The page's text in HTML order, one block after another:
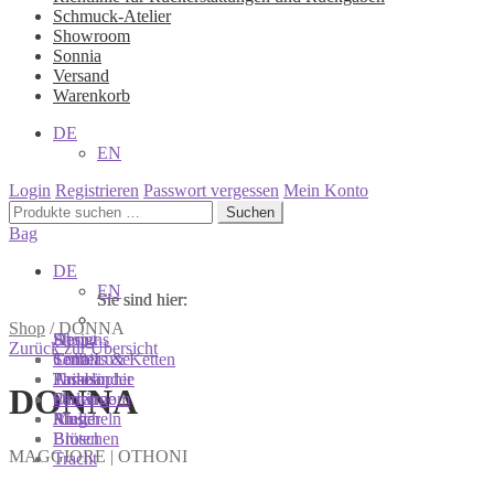
Schmuck-Atelier
Showroom
Sonnia
Versand
Warenkorb
DE
EN
Login Registrieren Passwort vergessen Mein Konto
Suchen
nach:
Suchen
Bag
DE
EN
Shop /DONNA
Zurück zur Übersicht
DONNA
MAGGIORE | OTHONI
Sie sind hier:
Shop
Colliers & Ketten
Armbänder
Ohrringe
Ringe
Broschen
Sie sind hier:
Designs
Terra Luxe
Tasseln
Perlen
Muscheln
Blüten
Tracht
Sie sind hier:
About
Sonnia
Philosophie
Showroom
Atelier